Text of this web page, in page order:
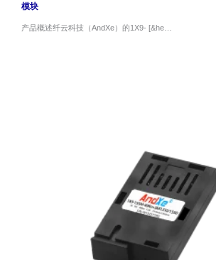
模块
产品概述纤云科技（AndXe）的1X9- [&he…